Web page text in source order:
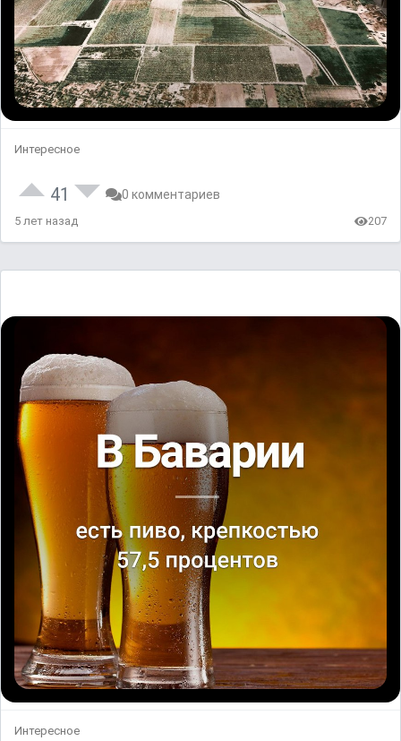
Интересное
41 0 комментариев
5 лет назад 207
Интересное